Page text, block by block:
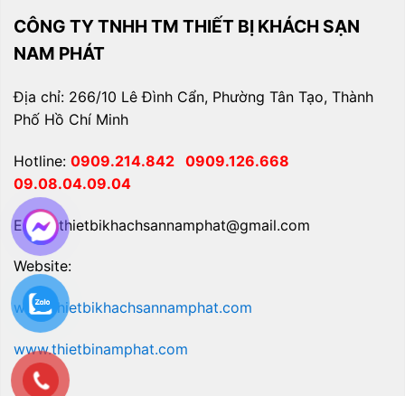
CÔNG TY TNHH TM THIẾT BỊ KHÁCH SẠN
NAM PHÁT
Địa chỉ: 266/10 Lê Đình Cẩn, Phường Tân Tạo, Thành
Phố Hồ Chí Minh
Hotline: 0909.214.842 0909.126.668
09.08.04.09.04
Email: thietbikhachsannamphat@gmail.com
Website:
www.thietbikhachsannamphat.com
www.thietbinamphat.com